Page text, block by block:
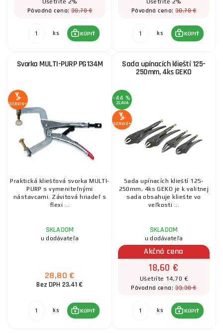
Ušetríte 2%
Pôvodná cena:30,70 €
ks KÚPIŤ
Ušetríte 2%
Pôvodná cena:30,70 €
ks KÚPIŤ
Svorka MULTI-PURP PG134M
SERVIS+
Praktická kliešťová svorka MULTI-
PURP s vymeniteľnými
nástavcami. Závitová hriadeľ s
flexi ...
SKLADOM
u dodávateľa
28,80 €
Bez DPH 23,41 €
ks KÚPIŤ
Sada upínacích klieští 125-
250mm, 4ks GEKO
-44 %
ZĽAVA
SERVIS+
Sada upínacích klieští 125-
250mm, 4ks GEKO je k valitnej
sada obsahuje kliešte vo
veľkosti ...
SKLADOM
u dodávateľa
Akčná cena
18,60 €
Ušetríte 14,70 €
Pôvodná cena:33,30 €
ks KÚPIŤ